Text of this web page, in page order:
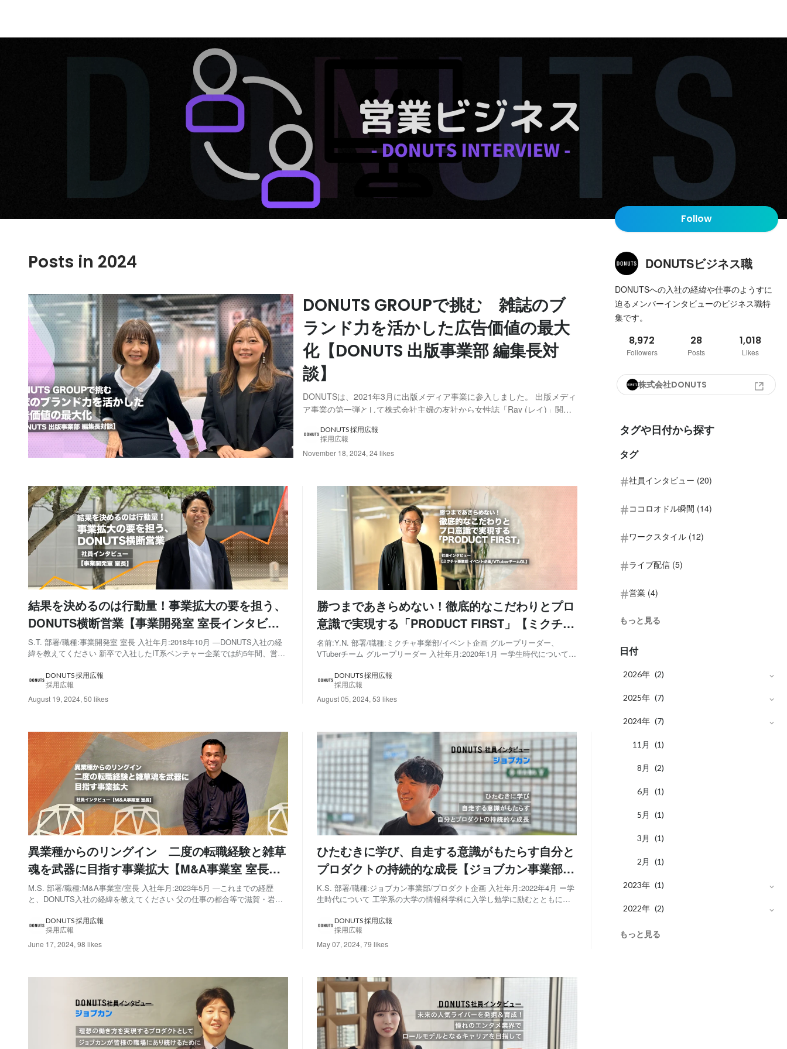
Posts in 2024
DONUTS GROUPで挑む 雑誌のブ
ランド力を活かした広告価値の最大
化【DONUTS 出版事業部 編集長対
談】
DONUTSは、2021年3月に出版メディア事業に参入しました。 出版メディ
ア事業の第一弾として株式会社主婦の友社から女性誌「Ray (レイ)」関連
システム株式会社との共同事業として、原宿発のファッションクリエイタ
DONUTS 採用広報
採用広報
November 18, 2024, 24 likes
結果を決めるのは行動量！事業拡大の要を担う、
DONUTS横断営業【事業開発室 室長インタビュ
ー】
S.T. 部署/職種:事業開発室 室長 入社年月:2018年10月 ―DONUTS入社の経
緯を教えてください 新卒で入社したIT系ベンチャー企業では約5年間、営業
上司の誘いでソーシャルギフトなどを展開する外資系企業の新規日本法人に
転職し、日本国内...
DONUTS 採用広報
採用広報
August 19, 2024, 50 likes
勝つまであきらめない！徹底的なこだわりとプロ
意識で実現する「PRODUCT FIRST」【ミクチャ
事業部 イベント企画/VTuberチーム グループリー
ダーインタビュー】
名前:Y.N. 部署/職種:ミクチャ事業部/イベント企画 グループリーダー、
VTuberチーム グループリーダー 入社年月:2020年1月 ー学生時代について
での深夜アルバイトのかたわら、学費や生活費のために始めたパチスロ中心
の生活をしていまし...
DONUTS 採用広報
採用広報
August 05, 2024, 53 likes
異業種からのリングイン 二度の転職経験と雑草
魂を武器に目指す事業拡大【M&A事業室 室長イ
ンタビュー】
M.S. 部署/職種:M&A事業室/室長 入社年月:2023年5月 ―これまでの経歴
と、DONUTS入社の経緯を教えてください 父の仕事の都合等で滋賀・岩
もあり、大学はラグビー強豪の早稲田大学に進学しました。しかし自分の実
力では全く歯が立たず、途...
DONUTS 採用広報
採用広報
June 17, 2024, 98 likes
ひたむきに学び、自走する意識がもたらす自分と
プロダクトの持続的な成長【ジョブカン事業部
プロダクト企画担当インタビュー】
K.S. 部署/職種:ジョブカン事業部/プロダクト企画 入社年月:2022年4月 ー学
生時代について 工学系の大学の情報科学科に入学し勉学に励むとともに、2
た。 大学院を卒業するまでに、教育系ベンチャー企業・Web系スタートア
ップ企業・SaaS系ベ...
DONUTS 採用広報
採用広報
May 07, 2024, 79 likes
Follow
DONUTSビジネス職
DONUTSへの入社の経緯や仕事のようすに
迫るメンバーインタビューのビジネス職特
集です。
8,972
Followers
28
Posts
1,018
Likes
株式会社DONUTS
タグや日付から探す
タグ
社員インタビュー (20)
ココロオドル瞬間 (14)
ワークスタイル (12)
ライブ配信 (5)
営業 (4)
もっと見る
日付
2026年 (2)
4月 (1)
3月 (1)
2025年 (7)
12月 (1)
9 月 (1)
8 月 (1)
7月 (1)
6 月 (1)
3 月 (1)
1 月 (1)
2024年 (7)
11 月 (1)
8 月 (2)
6月 (1)
5 月 (1)
3 月 (1)
2 月 (1)
2023年 (1)
12月 (1)
2022年 (2)
9月 (1)
もっと見る